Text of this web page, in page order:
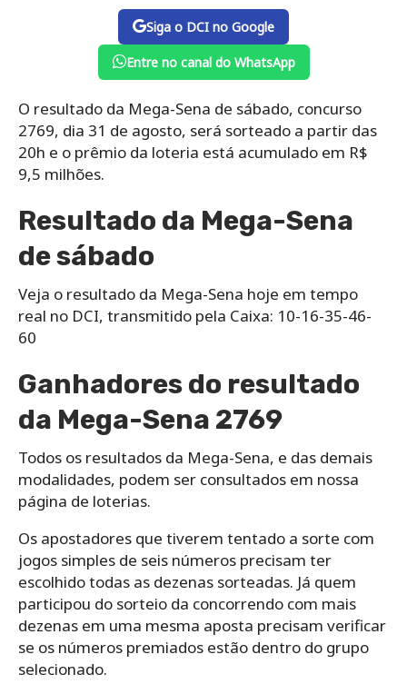
Siga o DCI no Google
Entre no canal do WhatsApp
O resultado da Mega-Sena de sábado, concurso
2769, dia 31 de agosto, será sorteado a partir das
20h e o prêmio da loteria está acumulado em R$
9,5 milhões.
Resultado da Mega-Sena
de sábado
Veja o resultado da Mega-Sena hoje em tempo
real no DCI, transmitido pela Caixa: 10-16-35-46-
60
Ganhadores do resultado
da Mega-Sena 2769
Todos os resultados da Mega-Sena, e das demais
modalidades, podem ser consultados em nossa
página de loterias.
Os apostadores que tiverem tentado a sorte com
jogos simples de seis números precisam ter
escolhido todas as dezenas sorteadas. Já quem
participou do sorteio da concorrendo com mais
dezenas em uma mesma aposta precisam verificar
se os números premiados estão dentro do grupo
selecionado.